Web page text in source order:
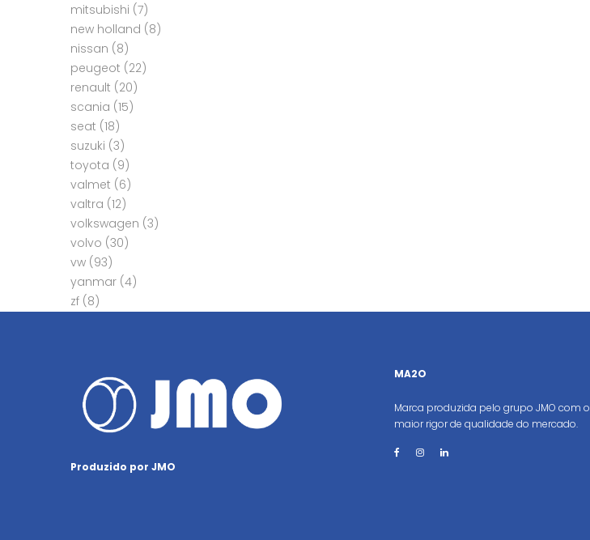
mitsubishi (7)
new holland (8)
nissan (8)
peugeot (22)
renault (20)
scania (15)
seat (18)
suzuki (3)
toyota (9)
valmet (6)
valtra (12)
volkswagen (3)
volvo (30)
vw (93)
yanmar (4)
zf (8)
Produzido por JMO
MA2O
Marca produzida pelo grupo JMO com o
maior rigor de qualidade do mercado.